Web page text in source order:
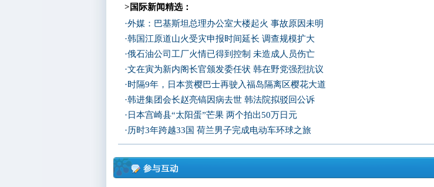
>国际新闻精选：
·外媒：巴基斯坦总理办公室大楼起火 事故原因未明
·韩国江原道山火受灾申报时间延长 调查规模扩大
·俄石油公司工厂火情已得到控制 未造成人员伤亡
·文在寅为新内阁长官颁发委任状 韩在野党强烈抗议
·时隔9年，日本赏樱巴士再驶入福岛隔离区樱花大道
·韩进集团会长赵亮镐因病去世 韩法院拟驳回公诉
· 日本宫崎县“太阳蛋”芒果 两个拍出50万日元
·历时3年跨越33国 荷兰男子完成电动车环球之旅